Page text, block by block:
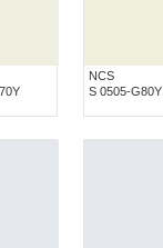
NCS
S 0505-G80Y